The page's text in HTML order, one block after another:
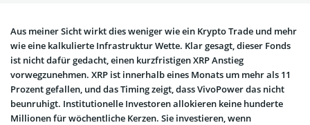
Aus meiner Sicht wirkt dies weniger wie ein Krypto Trade und mehr
wie eine kalkulierte Infrastruktur Wette. Klar gesagt, dieser Fonds
ist nicht dafür gedacht, einen kurzfristigen XRP Anstieg
vorwegzunehmen. XRP ist innerhalb eines Monats um mehr als 11
Prozent gefallen, und das Timing zeigt, dass VivoPower das nicht
beunruhigt. Institutionelle Investoren allokieren keine hunderte
Millionen für wöchentliche Kerzen. Sie investieren, wenn